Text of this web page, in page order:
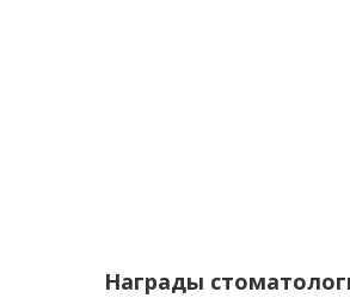
Награды